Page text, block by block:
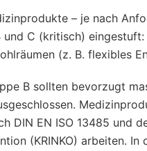
– je nach
C (kritisch)
(z. B. flexibles
B sollten bevorzugt
DIN EN ISO 13485 und
(KRINKO) arbeiten.